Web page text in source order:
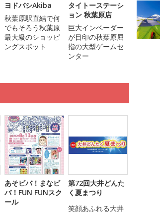
ヨドバシAkiba
秋葉原駅直結で何
でもそろう秋葉原
最大級のショッピ
ングスポット
タイトーステーシ
ョン 秋葉原店
巨大インベーダー
が目印の秋葉原屈
指の大型ゲームセ
ンター
あそビバ！まなビ
バ！FUN FUNスク
ール
第72回大井どんた
く夏まつり
笑顔あふれる大井